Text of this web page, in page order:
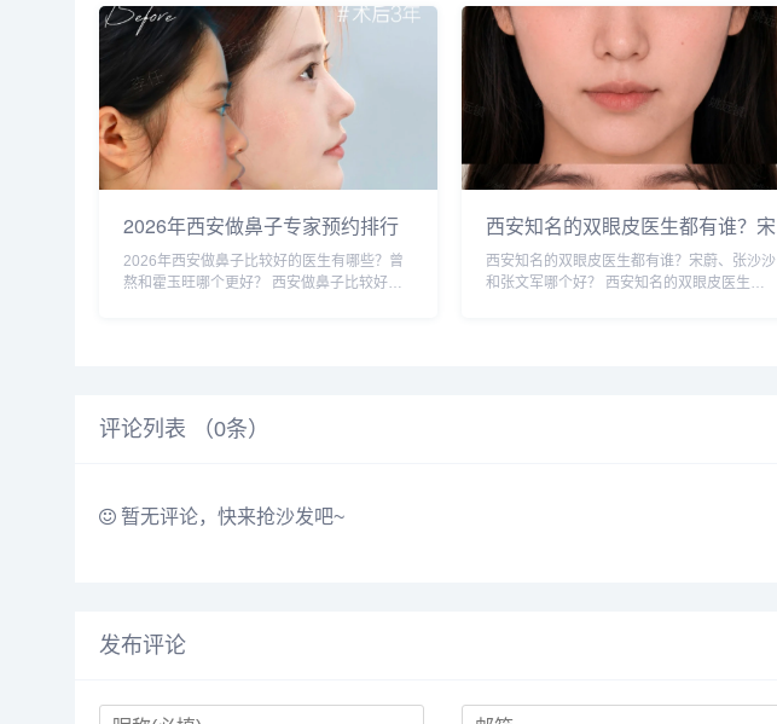
其何医生和卜医生咨询和预约的最多，据顾
客...
等，哪个医生技术更好呢？我们一起来分析
下...
2026年西安做鼻子专家预约排行
榜TOP5：曾熬、霍玉旺、房志
强、蒋立、刘宝军哪个更好？
2026年西安做鼻子比较好的医生有哪些？曾
熬和霍玉旺哪个更好？ 西安做鼻子比较好的
西安知名的双眼皮医生都有谁？宋
蔚、张沙沙、韩钰博、王璇、张文
军谁做双眼皮更好？
西安知名的双眼皮医生都有谁？宋蔚、张沙沙
和张文军哪个好？ 西安知名的双眼皮医生：
评论列表 （0条）
暂无评论，快来抢沙发吧~
发布评论